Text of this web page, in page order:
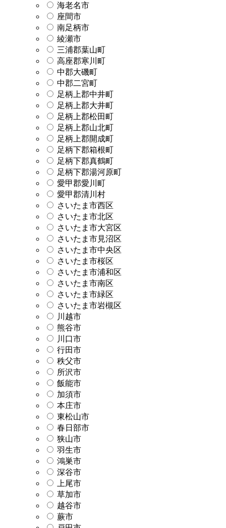
海老名市
座間市
南足柄市
綾瀬市
三浦郡葉山町
高座郡寒川町
中郡大磯町
中郡二宮町
足柄上郡中井町
足柄上郡大井町
足柄上郡松田町
足柄上郡山北町
足柄上郡開成町
足柄下郡箱根町
足柄下郡真鶴町
足柄下郡湯河原町
愛甲郡愛川町
愛甲郡清川村
さいたま市西区
さいたま市北区
さいたま市大宮区
さいたま市見沼区
さいたま市中央区
さいたま市桜区
さいたま市浦和区
さいたま市南区
さいたま市緑区
さいたま市岩槻区
川越市
熊谷市
川口市
行田市
秩父市
所沢市
飯能市
加須市
本庄市
東松山市
春日部市
狭山市
羽生市
鴻巣市
深谷市
上尾市
草加市
越谷市
蕨市